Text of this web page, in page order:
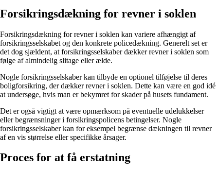
Forsikringsdækning for revner i soklen
Forsikringsdækning for revner i soklen kan variere afhængigt af
forsikringsselskabet og den konkrete policedækning. Generelt set er
det dog sjældent, at forsikringsselskaber dækker revner i soklen som
følge af almindelig slitage eller ælde.
Nogle forsikringsselskaber kan tilbyde en optionel tilføjelse til deres
boligforsikring, der dækker revner i soklen. Dette kan være en god idé
at undersøge, hvis man er bekymret for skader på husets fundament.
Det er også vigtigt at være opmærksom på eventuelle udelukkelser
eller begrænsninger i forsikringspolicens betingelser. Nogle
forsikringsselskaber kan for eksempel begrænse dækningen til revner
af en vis størrelse eller specifikke årsager.
Proces for at få erstatning